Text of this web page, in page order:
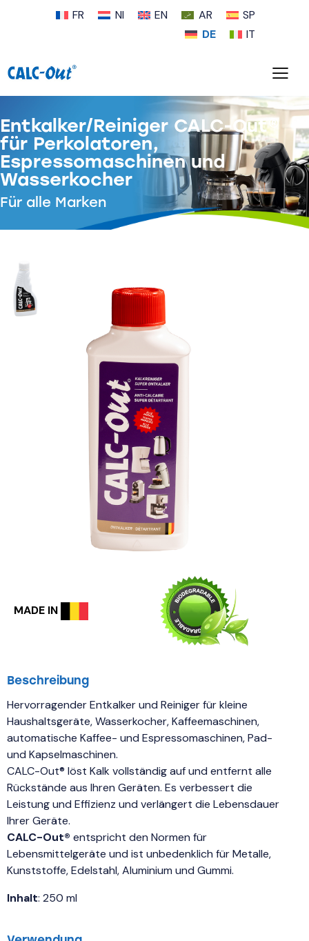
FR NI EN AR
SP
DE
IT
Entkalker/Reiniger CALC-Out®
für Perkolatoren,
Espressomaschinen und
Wasserkocher
Für alle Marken
MADE IN
Beschreibung
Hervorragender Entkalker und Reiniger für kleine
Haushaltsgeräte, Wasserkocher, Kaffeemaschinen,
automatische Kaffee- und Espressomaschinen, Pad-
und Kapselmaschinen.
CALC-Out® löst Kalk vollständig auf und entfernt alle
Rückstände aus Ihren Geräten. Es verbessert die
Leistung und Effizienz und verlängert die Lebensdauer
Ihrer Geräte.
CALC-Out® entspricht den Normen für
Lebensmittelgeräte und ist unbedenklich für Metalle,
Kunststoffe, Edelstahl, Aluminium und Gummi.
Inhalt: 250 ml